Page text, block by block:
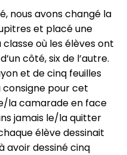
nous avons changé la
et placé une
où les élèves ont
côté, six de l’autre.
et de cinq feuilles
pour cet
la camarade en face
jamais le/la quitter
élève dessinait
avoir dessiné cinq